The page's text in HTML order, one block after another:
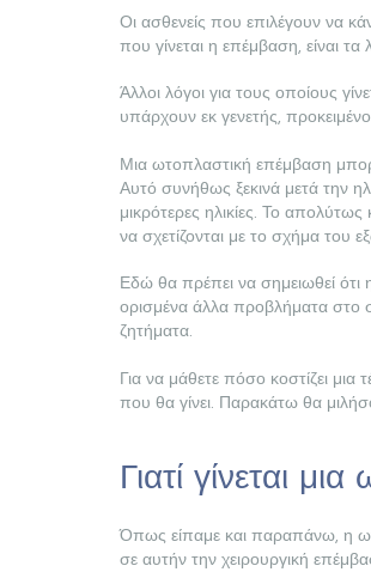
ΑΡΧΙΚΉ
ΣΧΕΤΙΚΆ
ΕΠΕΜΒΆΣΕΙΣ
ΓΙΑΤΡΟΎΣ
Οι ασθενείς που επιλέγουν να
που γίνεται η επέμβαση, είναι
Άλλοι λόγοι για τους οποίους
υπάρχουν εκ γενετής,
Μια ωτοπλαστική επέμβαση
Αυτό συνήθως ξεκινά μετά την
μικρότερες ηλικίες. Το
να σχετίζονται με το σχήμα του
Εδώ θα πρέπει να σημειωθεί ότι
ορισμένα άλλα προβλήματα στο
ζητήματα.
Για να μάθετε πόσο κοστίζει μια
που θα γίνει. Παρακάτω θα
Γιατί γίνεται
Όπως είπαμε και παραπάνω, η
σε αυτήν την χειρουργική